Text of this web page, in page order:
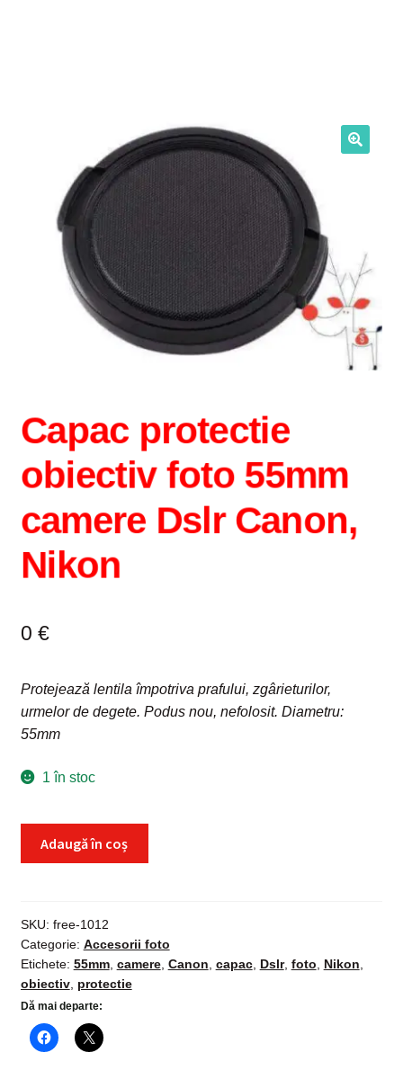
Capac protectie
obiectiv foto 55mm
camere Dslr Canon,
Nikon
0 €
Protejează lentila împotriva prafului, zgârieturilor,
urmelor de degete. Podus nou, nefolosit. Diametru:
55mm
1 în stoc
foto
55mm
camere
Dslr
Canon,
Nikon
Adaugă în coș
SKU: free-1012
Categorie: Accesorii foto
Etichete: 55mm, camere, Canon, capac, Dslr, foto, Nikon,
obiectiv, protectie
Dă mai departe: